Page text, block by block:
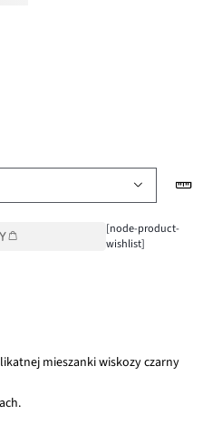
[node-product-
wishlist]
mieszanki wiskozy czarny